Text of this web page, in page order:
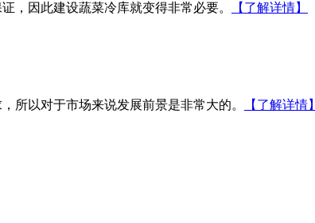
，因此建设蔬菜冷库就变得非常必要。 【了解详情】
所以对于市场来说发展前景是非常大的。 【了解详情】